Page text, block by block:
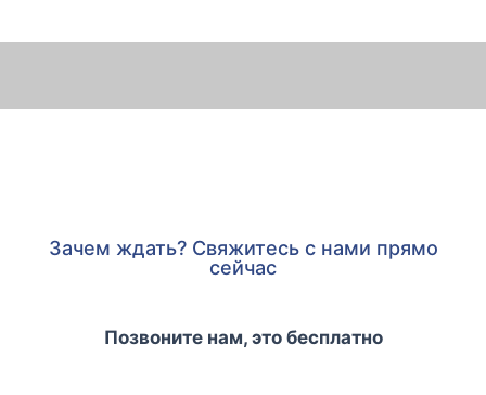
Зачем ждать? Свяжитесь с нами прямо
сейчас
Позвоните нам, это бесплатно